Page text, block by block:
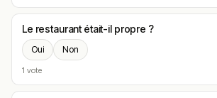
mi-cuit aux fruits– Mi-cuit
signature dessert plébiscitée «
devrait venir goûter ! » selon les avis
Résumé des commentaires
Le restaurant était-il propre ?
Oui Non
1 vote